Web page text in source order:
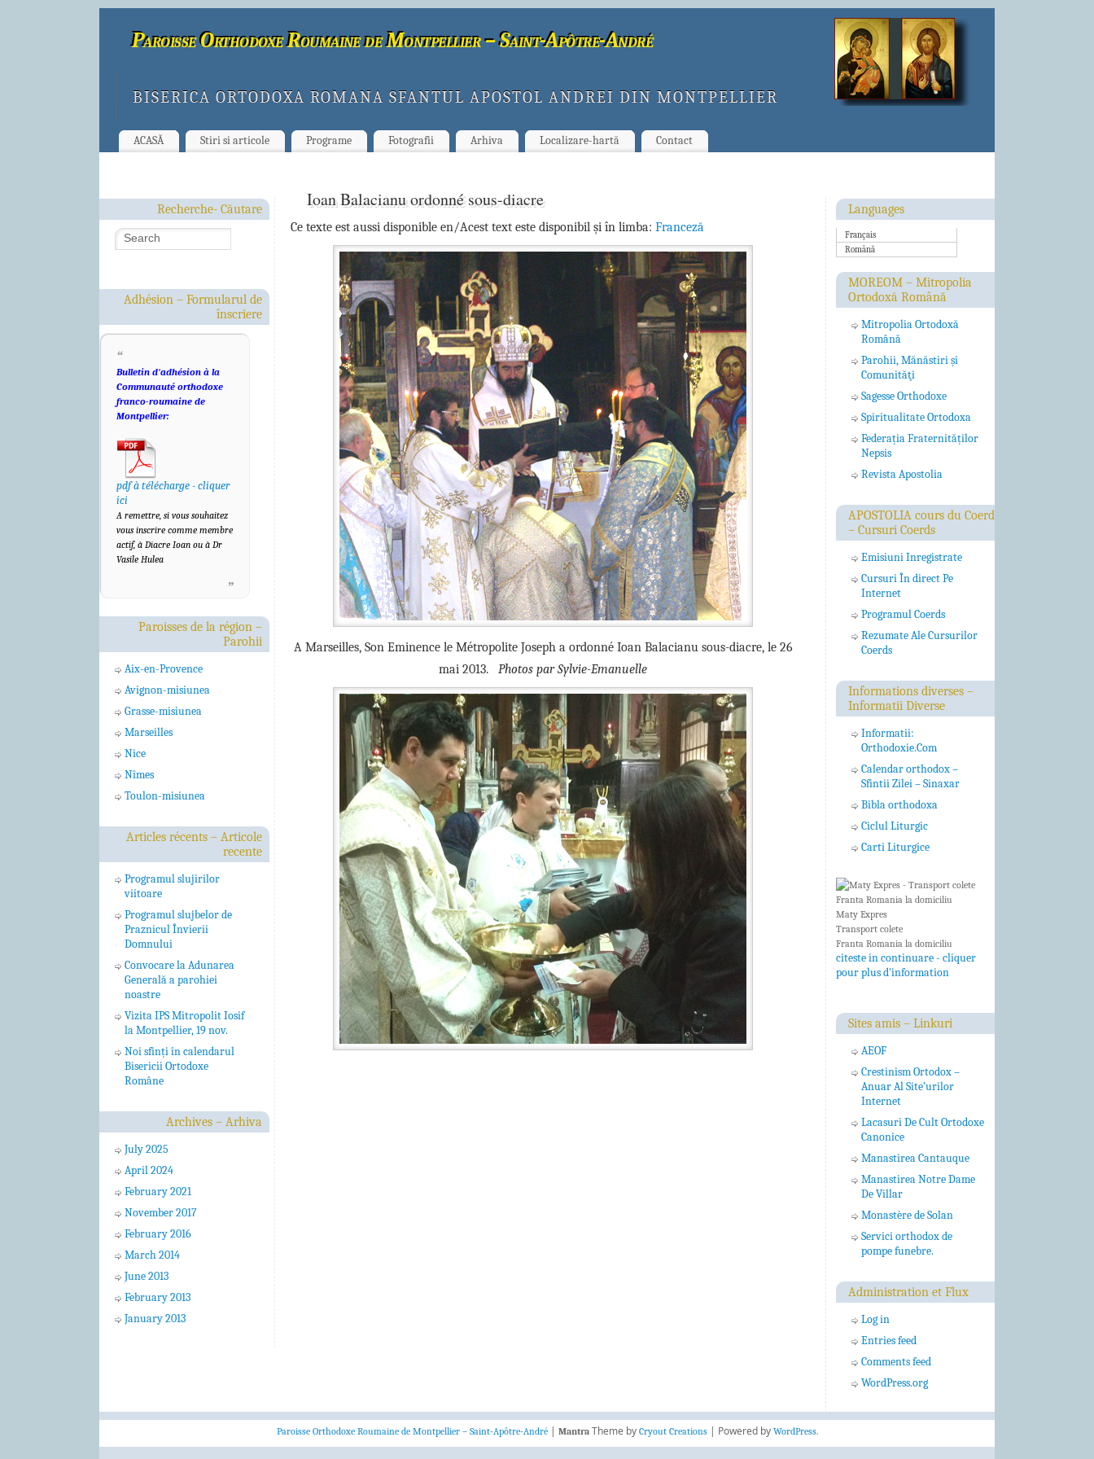
Paroisse Orthodoxe Roumaine de Montpellier – Saint-Apôtre-André
BISERICA ORTODOXA ROMANA SFANTUL APOSTOL ANDREI DIN MONTPELLIER
ACASĂ Stiri si articole Programe Fotografii Arhiva Localizare-hartă Contact
Ioan Balacianu ordonné sous-diacre
Ce texte est aussi disponible en/Acest text este disponibil și în limba: Franceză
A Marseilles, Son Eminence le Métropolite Joseph a ordonné Ioan Balacianu sous-diacre, le 26
mai 2013.
Photos par Sylvie-Emanuelle
Recherche- Căutare
Adhésion – Formularul de
înscriere
Bulletin d'adhésion à la
Communauté orthodoxe
franco-roumaine de
Montpellier:
pdf à télécharge - cliquer
ici
A remettre, si vous souhaitez
vous inscrire comme membre
actif, à Diacre Ioan ou à Dr
Vasile Hulea
Paroisses de la région –
Parohii
Aix-en-Provence
Avignon-misiunea
Grasse-misiunea
Marseilles
Nice
Nîmes
Toulon-misiunea
Articles récents – Articole
recente
Programul slujirilor
viitoare
Programul slujbelor de
Praznicul Învierii
Domnului
Convocare la Adunarea
Generală a parohiei
noastre
Vizita IPS Mitropolit Iosif
la Montpellier, 19 nov.
Noi sfinți în calendarul
Bisericii Ortodoxe
Române
Archives – Arhiva
July 2025
April 2024
February 2021
November 2017
February 2016
March 2014
June 2013
February 2013
January 2013
Languages
Français
Română
MOREOM – Mitropolia
Ortodoxă Română
Mitropolia Ortodoxă
Română
Parohii, Mănăstiri şi
Comunităţi
Sagesse Orthodoxe
Spiritualitate Ortodoxa
Federația Fraternităților
Nepsis
Revista Apostolia
APOSTOLIA cours du Coerds
– Cursuri Coerds
Emisiuni Inregistrate
Cursuri În direct Pe
Internet
Programul Coerds
Rezumate Ale Cursurilor
Coerds
Informations diverses –
Informatii Diverse
Informatii:
Orthodoxie.Com
Calendar orthodox –
Sfintii Zilei – Sinaxar
Bibla orthodoxa
Ciclul Liturgic
Carti Liturgice
Maty Expres
Transport colete
Franta Romania la domiciliu
citeste in continuare - cliquer
pour plus d'information
Sites amis – Linkuri
AEOF
Crestinism Ortodox –
Anuar Al Site’urilor
Internet
Lacasuri De Cult Ortodoxe
Canonice
Manastirea Cantauque
Manastirea Notre Dame
De Villar
Monastère de Solan
Servici orthodox de
pompe funebre.
Administration et Flux
Log in
Entries feed
Comments feed
WordPress.org
Paroisse Orthodoxe Roumaine de Montpellier – Saint-Apôtre-André| MantraTheme by Cryout Creations| Powered by WordPress.